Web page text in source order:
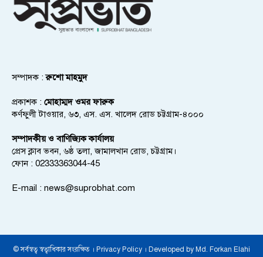
সম্পাদক :রুশো মাহমুদ
প্রকাশক : মোহাম্মদ ওমর ফারুক
কর্ণফুলী টাওয়ার, ৬৩, এস. এস. খালেদ রোড চট্টগ্রাম-৪০০০
সম্পাদকীয় ও বাণিজ্যিক কার্যালয়
প্রেস ক্লাব ভবন, ৬ষ্ঠ তলা, জামালখান রোড, চট্টগ্রাম।
ফোন : 02333363044-45
E-mail : news@suprobhat.com
© সর্বস্বত্ব স্বত্বাধিকার সংরক্ষিত । Privacy Policy । Developed by Md. Forkan Elahi